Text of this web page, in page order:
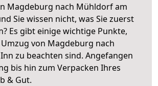
Magdeburg nach Mühldorf am
Sie wissen nicht, was Sie zuerst
Es gibt einige wichtige Punkte,
von Magdeburg nach
zu beachten sind. Angefangen
bis hin zum Verpacken Ihres
& Gut.